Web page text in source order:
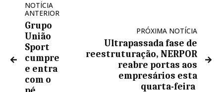
NOTÍCIA
ANTERIOR
Grupo
União
Sport
cumpre
e entra
com o
PRÓXIMA NOTÍCIA
Ultrapassada fase de
reestruturação, NERPOR
reabre portas aos
empresários esta
quarta-feira